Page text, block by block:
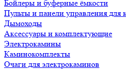
Бойлеры и буферные ёмкости
Пульты и панели управления для
Дымоходы
Аксессуары и комплектующие
Электрокамины
Каминокомплекты
Очаги для электрокаминов